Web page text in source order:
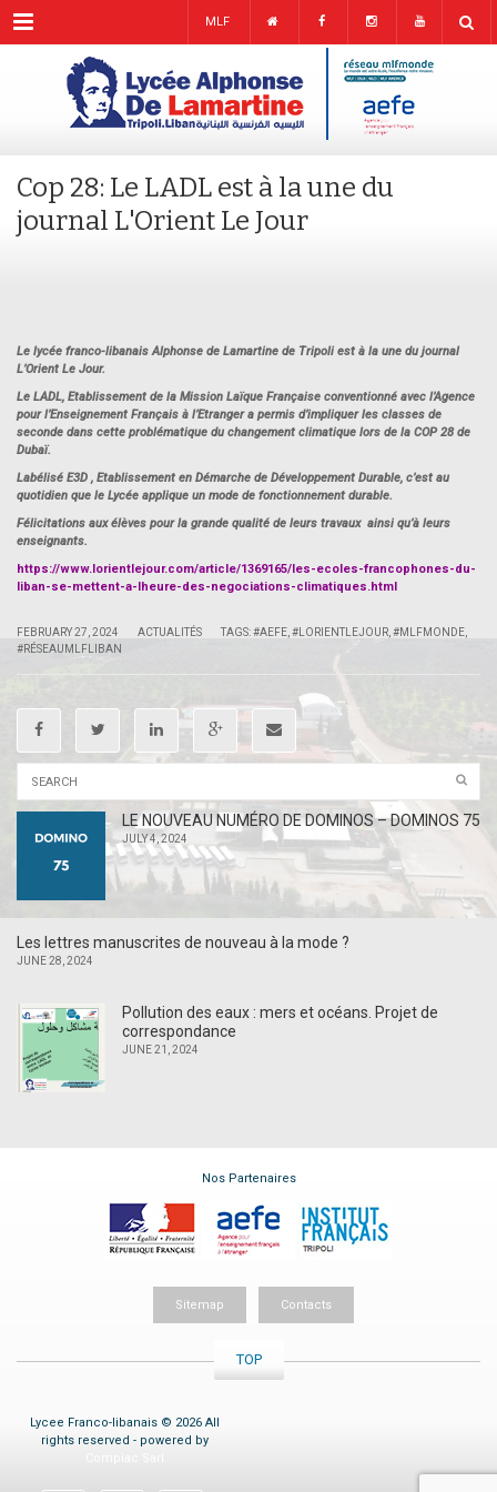
Menu MLF
Cop 28: Le LADL est à la une du
journal L'Orient Le Jour
Le lycée franco-libanais Alphonse de Lamartine de Tripoli est à la une du journal
L’Orient Le Jour.
Le LADL, Etablissement de la Mission Laïque Française conventionné avec l’Agence
pour l’Enseignement Français à l’Etranger a permis d’impliquer les classes de
seconde dans cette problématique du changement climatique lors de la COP 28 de
Dubaï.
Labélisé E3D , Etablissement en Démarche de Développement Durable, c’est au
quotidien que le Lycée applique un mode de fonctionnement durable.
Félicitations aux élèves pour la grande qualité de leurs travaux ainsi qu’à leurs
enseignants.
https://www.lorientlejour.com/article/1369165/les-ecoles-francophones-du-
liban-se-mettent-a-lheure-des-negociations-climatiques.html
FEBRUARY 27, 2024 ACTUALITÉS TAGS:#AEFE #LORIENTLEJOUR #MLFMONDE
#RÉSEAUMLFLIBAN
LE NOUVEAU NUMÉRO DE DOMINOS – DOMINOS 75
JULY 4, 2024
Les lettres manuscrites de nouveau à la mode ?
JUNE 28, 2024
Pollution des eaux : mers et océans. Projet de
correspondance
JUNE 21, 2024
Nos Partenaires
Sitemap Contacts
TOP
Lycee Franco-libanais © 2026 All
rights reserved - powered by